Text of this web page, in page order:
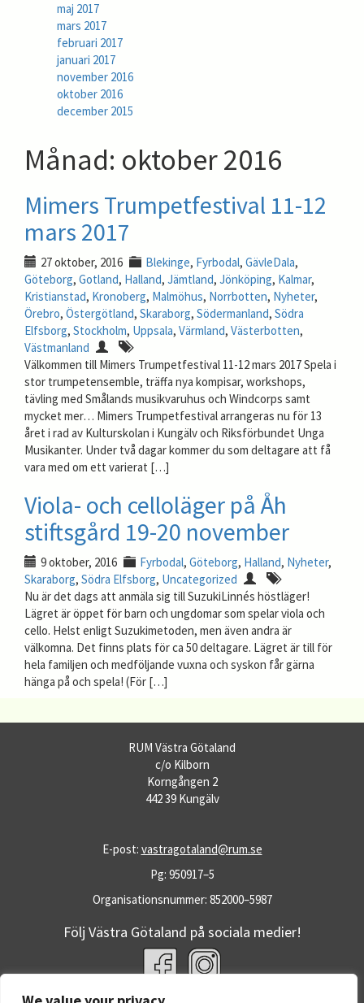
maj 2017
mars 2017
februari 2017
januari 2017
november 2016
oktober 2016
december 2015
Månad: oktober 2016
Mimers Trumpetfestival 11-12
mars 2017
27 oktober, 2016 Blekinge, Fyrbodal, GävleDala,
Göteborg, Gotland, Halland, Jämtland, Jönköping, Kalmar,
Kristianstad, Kronoberg, Malmöhus, Norrbotten, Nyheter,
Örebro, Östergötland, Skaraborg, Södermanland, Södra
Elfsborg, Stockholm, Uppsala, Värmland, Västerbotten,
Västmanland
Välkommen till Mimers Trumpetfestival 11-12 mars 2017 Spela i
stor trumpetensemble, träffa nya kompisar, workshops,
tävling med Smålands musikvaruhus och Windcorps samt
mycket mer… Mimers Trumpetfestival arrangeras nu för 13
året i rad av Kulturskolan i Kungälv och Riksförbundet Unga
Musikanter. Under två dagar kommer du som deltagare att få
vara med om ett varierat […]
Viola- och celloläger på Åh
stiftsgård 19-20 november
9 oktober, 2016 Fyrbodal, Göteborg, Halland, Nyheter,
Skaraborg, Södra Elfsborg, Uncategorized
Nu är det dags att anmäla sig till SuzukiLinnés höstläger!
Lägret är öppet för barn och ungdomar som spelar viola och
cello. Helst enligt Suzukimetoden, men även andra är
välkomna. Det finns plats för ca 50 deltagare. Lägret är till för
hela familjen och medföljande vuxna och syskon får gärna
hänga på och spela! (För […]
RUM Västra Götaland
c/o Kilborn
Korngången 2
442 39 Kungälv
E-post: vastragotaland@rum.se
Pg: 950917–5
Organisationsnummer: 852000–5987
Följ Västra Götaland på sociala medier!